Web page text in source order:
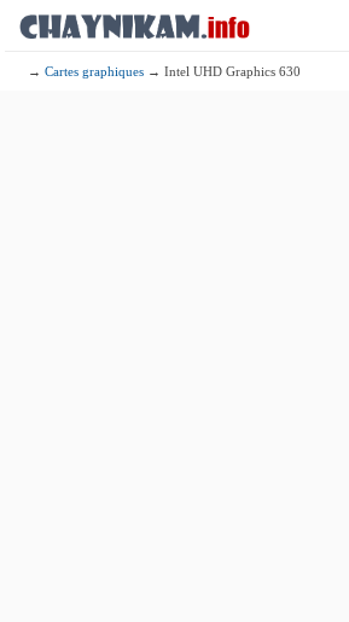
→Cartes graphiques → Intel UHD Graphics 630